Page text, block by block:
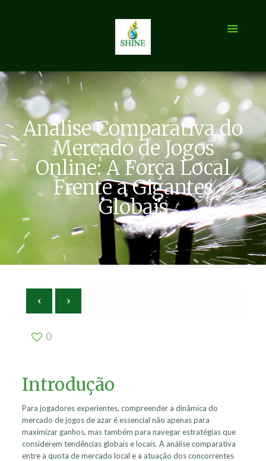
Análise Comparativa do
Mercado de Jogos
Online: A Força Local
Frente a Gigantes
Globais
0
Introdução
Para jogadores experientes, compreender a dinâmica do
mercado de jogos de azar é essencial não apenas para
maximizar ganhos, mas também para navegar estratégias que
considerem tendências globais e locais. A análise comparativa
entre a quota de mercado local e a atuação dos concorrentes